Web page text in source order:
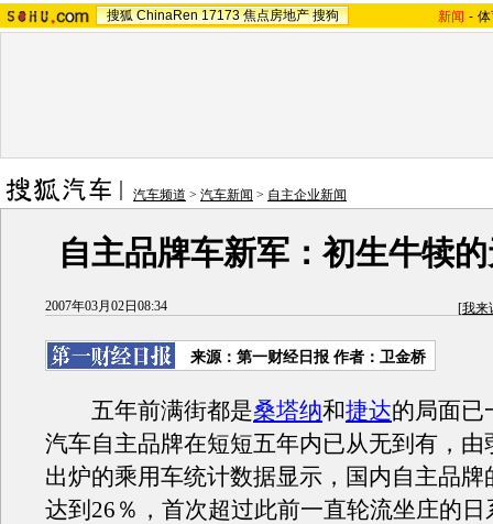
搜狐 ChinaRen 17173 焦点房地产 搜狗 新闻 -
汽车频道 > 汽车新闻 > 自主企业新闻
自主品牌车新军：初生牛犊
2007年03月02日08:34 [我来
来源：第一财经日报 作者：卫金桥
五年前满街都是桑塔纳和捷达的局面已
汽车自主品牌在短短五年内已从无到有，由
出炉的乘用车统计数据显示，国内自主品牌
达到26％，首次超过此前一直轮流坐庄的